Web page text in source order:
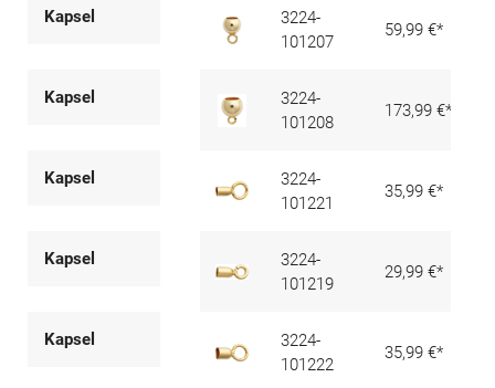
Kapsel
3224-
101207
59,99 €*
Kapsel
3224-
101208
173,99 €*
Kapsel
3224-
101221
35,99 €*
Kapsel
3224-
101219
29,99 €*
Kapsel
3224-
101222
35,99 €*